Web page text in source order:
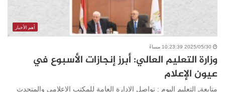
أهم الأخبار
2025/05/30 10:23:39 مساءً
وزارة التعليم العالي: أبرز إنجازات الأسبوع في
عيون الإعلام
متابعةـ التعليم اليوم : تواصل الإدارة العامة للمكتب الإعلامي والمتحدث